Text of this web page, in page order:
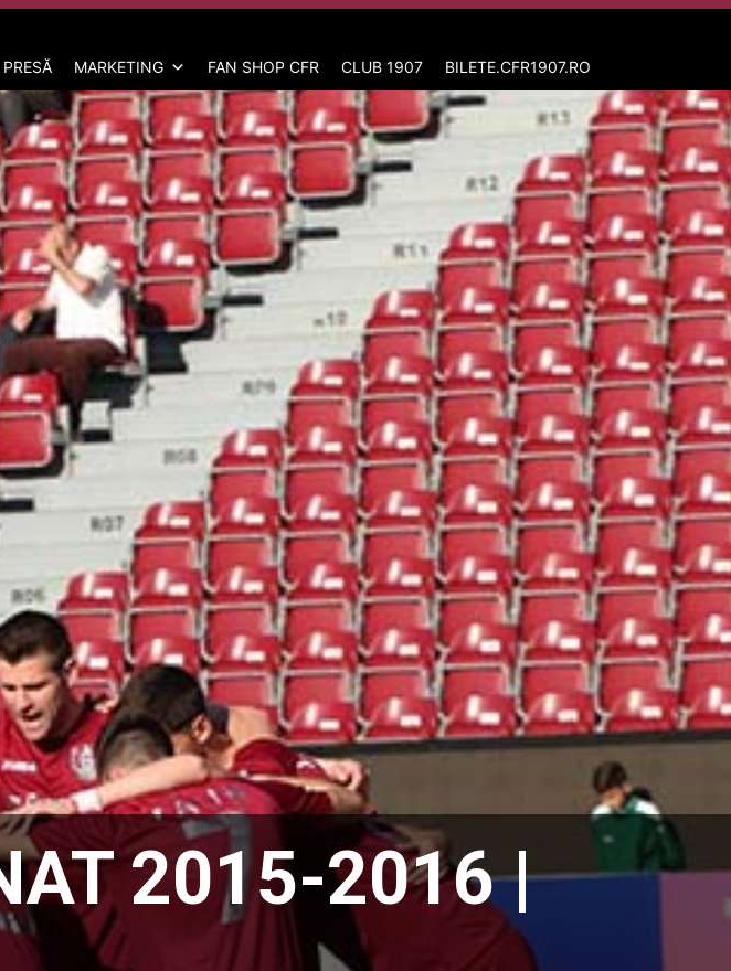
PRESĂ MARKETING FAN SHOP CFR CLUB 1907 BILETE.CFR1907.RO
2015-2016 |